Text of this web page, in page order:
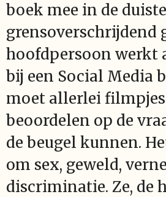
boek mee in de
grensoverschrijdend
hoofdpersoon werkt
bij een Social Media
moet allerlei
beoordelen op de
de beugel kunnen.
om sex, geweld,
discriminatie. Ze, de